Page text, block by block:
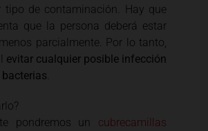
tipo de contaminación. Hay que
que la persona deberá estar
parcialmente. Por lo tanto,
evitar cualquier posible infección
pondremos un cubrecamillas